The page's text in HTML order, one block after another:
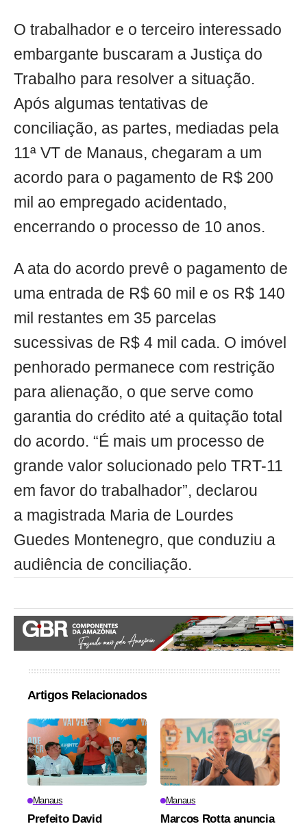
O trabalhador e o terceiro interessado
embargante buscaram a Justiça do
Trabalho para resolver a situação.
Após algumas tentativas de
conciliação, as partes, mediadas pela
11ª VT de Manaus, chegaram a um
acordo para o pagamento de R$ 200
mil ao empregado acidentado,
encerrando o processo de 10 anos.
A ata do acordo prevê o pagamento de
uma entrada de R$ 60 mil e os R$ 140
mil restantes em 35 parcelas
sucessivas de R$ 4 mil cada. O imóvel
penhorado permanece com restrição
para alienação, o que serve como
garantia do crédito até a quitação total
do acordo. “É mais um processo de
grande valor solucionado pelo TRT-11
em favor do trabalhador”, declarou
a magistrada Maria de Lourdes
Guedes Montenegro, que conduziu a
audiência de conciliação.
Artigos Relacionados
Manaus
Prefeito David
Manaus
Marcos Rotta anuncia